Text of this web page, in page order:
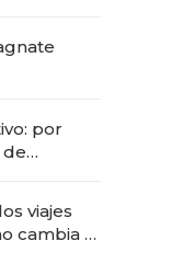
por
de
viajes
cambia el